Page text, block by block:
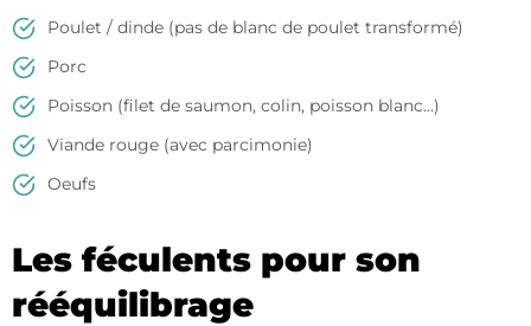
Poulet / dinde (pas de blanc de poulet transformé)
Porc
Poisson (filet de saumon, colin, poisson blanc…)
Viande rouge (avec parcimonie)
Oeufs
Les féculents pour son
rééquilibrage